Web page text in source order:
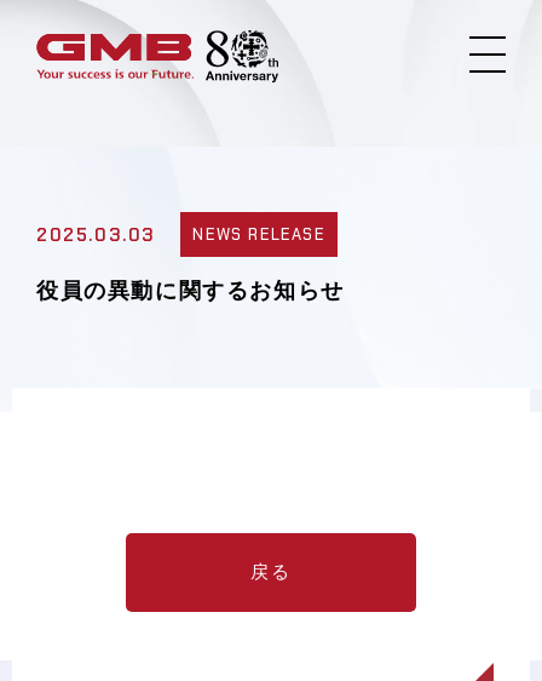
2025.03.03 NEWS RELEASE
役員の異動に関するお知らせ
戻る